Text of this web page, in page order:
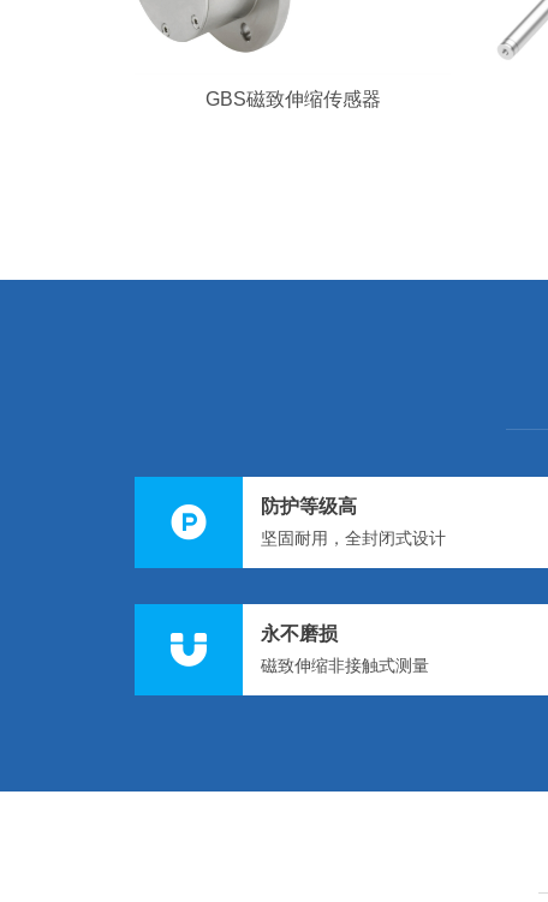
GBS磁致伸缩传感器
防护等级高
坚固耐用，全封闭式设计
永不磨损
磁致伸缩非接触式测量